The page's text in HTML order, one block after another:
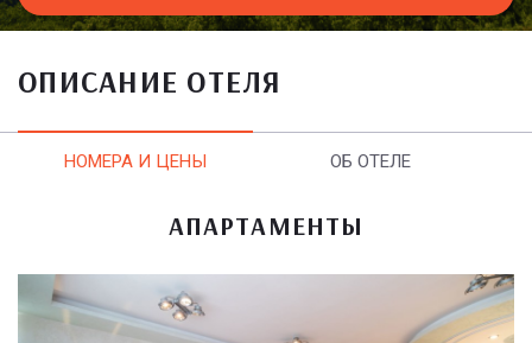
ОПИСАНИЕ ОТЕЛЯ
НОМЕРА И ЦЕНЫ ОБ ОТЕЛЕ
АПАРТАМЕНТЫ